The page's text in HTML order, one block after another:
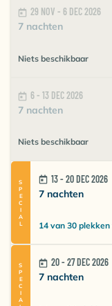
29 NOV - 6 DEC 2026
7 nachten
Niets beschikbaar
6 - 13 DEC 2026
7 nachten
Niets beschikbaar
SPECIAL 13 - 20 DEC 2026
7 nachten
14 van 30
SPECIAL 20 - 27 DEC 2026
7 nachten